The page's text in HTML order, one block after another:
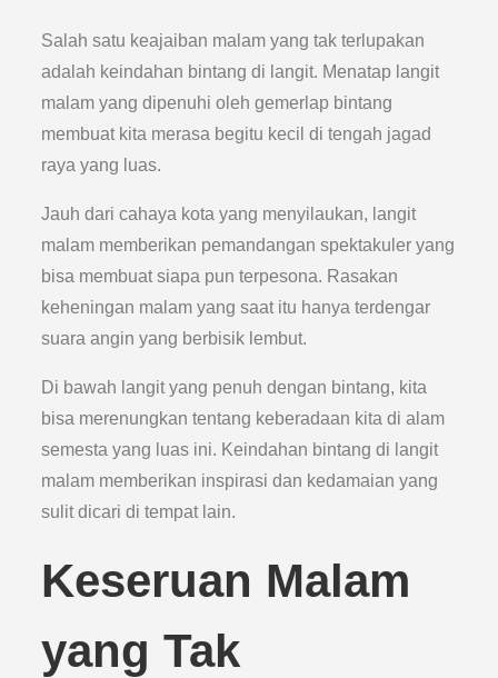
Salah satu keajaiban malam yang tak terlupakan
adalah keindahan bintang di langit. Menatap langit
malam yang dipenuhi oleh gemerlap bintang
membuat kita merasa begitu kecil di tengah jagad
raya yang luas.
Jauh dari cahaya kota yang menyilaukan, langit
malam memberikan pemandangan spektakuler yang
bisa membuat siapa pun terpesona. Rasakan
keheningan malam yang saat itu hanya terdengar
suara angin yang berbisik lembut.
Di bawah langit yang penuh dengan bintang, kita
bisa merenungkan tentang keberadaan kita di alam
semesta yang luas ini. Keindahan bintang di langit
malam memberikan inspirasi dan kedamaian yang
sulit dicari di tempat lain.
Keseruan Malam
yang Tak